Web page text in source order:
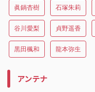
眞鍋杏樹 石塚朱莉
谷川愛梨 貞野遥香
黒田楓和 龍本弥生
アンテナ